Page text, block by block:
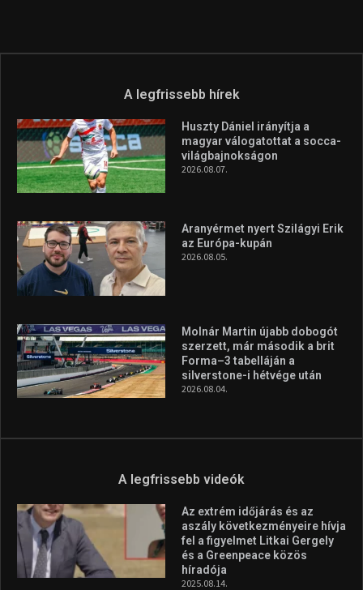
A legfrissebb hírek
Huszty Dániel irányítja a
magyar válogatottat a socca-
világbajnokságon
2026.08.07.
Aranyérmet nyert Szilágyi Erik
az Európa-kupán
2026.08.05.
Molnár Martin újabb dobogót
szerzett, már második a brit
Forma–3 tabelláján a
silverstone-i hétvége után
2026.08.04.
A legfrissebb videók
Az extrém időjárás és az
aszály következményeire hívja
fel a figyelmet Litkai Gergely
és a Greenpeace közös
híradója
2025.08.14.